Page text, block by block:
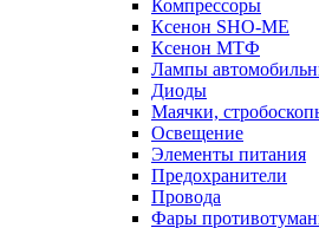
Компрессоры
Ксенон SHO-ME
Ксенон МТФ
Лампы
Диоды
Маячки,
Освещение
Элементы питания
Предохранители
Провода
Фары